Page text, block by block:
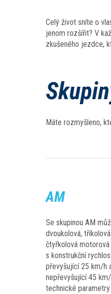
Celý život sníte o
jenom rozšířit? V
zkušeného jezdce,
Máte rozmyšleno,
AM
Se skupinou AM
dvoukolová,
čtyřkolová
s konstrukční
převyšující 25 km/h
nepřevyšující 45
technické